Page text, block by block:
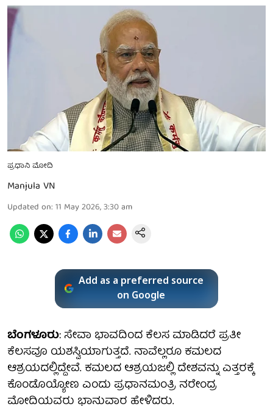
ಪ್ರಧಾನಿ ಮೋದಿ
Manjula VN
Updated on: 11 May 2026, 3:30 am
Add as a preferred source
on Google
ಬೆಂಗಳೂರು: ಸೇವಾ ಭಾವದಿಂದ ಕೆಲಸ ಮಾಡಿದರೆ ಪ್ರತೀ
ಕೆಲಸವೂ ಯಶಸ್ವಿಯಾಗುತ್ತದೆ. ನಾವೆಲ್ಲರೂ ಕಮಲದ
ಆಶ್ರಯದಲ್ಲಿದ್ದೇವೆ. ಕಮಲದ ಆಶ್ರಯಜಲ್ಲಿ ದೇಶವನ್ನು ಎತ್ತರಕ್ಕೆ
ಕೊಂಡೊಯ್ಯೋಣ ಎಂದು ಪ್ರಧಾನಮಂತ್ರಿ ನರೇಂದ್ರ
ಮೋದಿಯವರು ಭಾನುವಾರ ಹೇಳಿದರು.